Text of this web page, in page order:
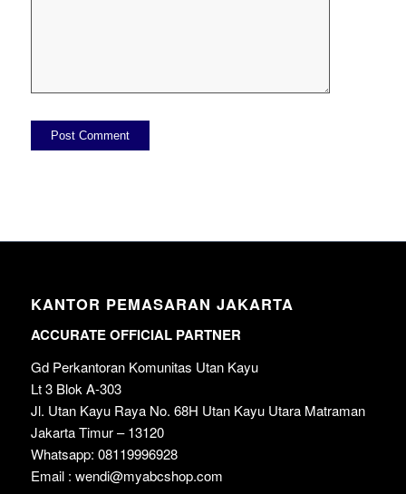
KANTOR PEMASARAN JAKARTA
ACCURATE OFFICIAL PARTNER
Gd Perkantoran Komunitas Utan Kayu
Lt 3 Blok A-303
Jl. Utan Kayu Raya No. 68H Utan Kayu Utara Matraman
Jakarta Timur – 13120
Whatsapp: 08119996928
Email : wendi@myabcshop.com